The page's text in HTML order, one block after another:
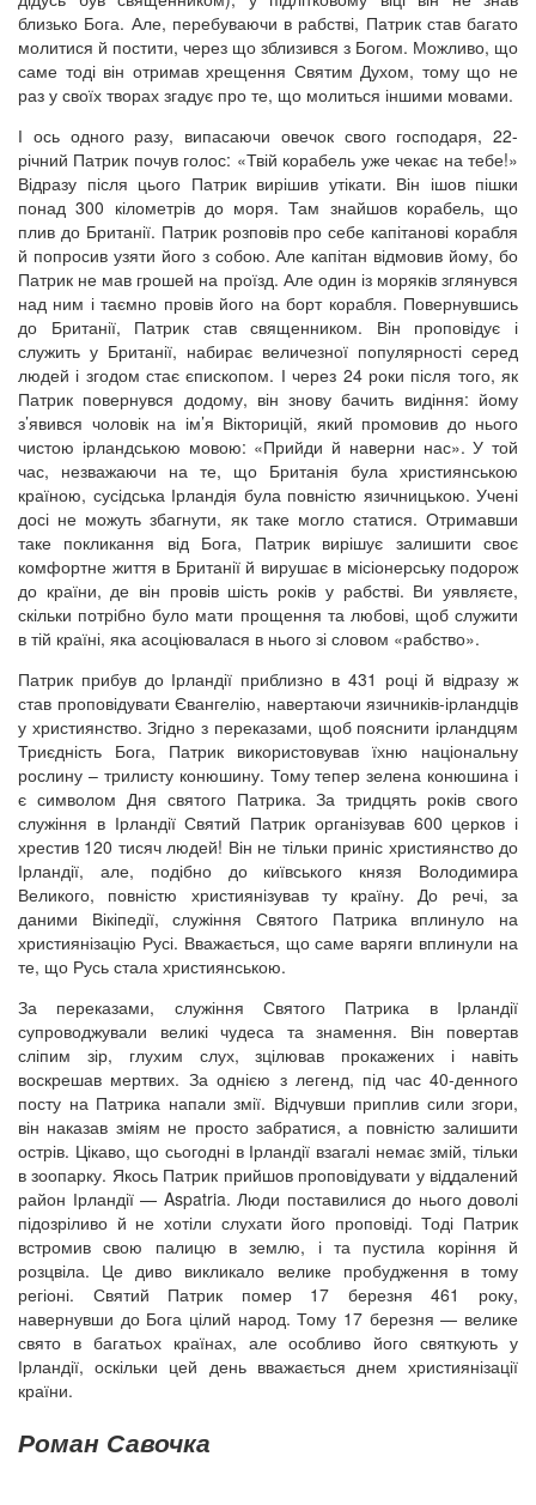
близько Бога. Але, перебуваючи в рабстві, Патрик став багато
молитися й постити, через що зблизився з Богом. Можливо, що
саме тоді він отримав хрещення Святим Духом, тому що не
раз у своїх творах згадує про те, що молиться іншими мовами.
І ось одного разу, випасаючи овечок свого господаря, 22-
річний Патрик почув голос: «Твій корабель уже чекає на тебе!»
Відразу після цього Патрик вирішив утікати. Він ішов пішки
понад 300 кілометрів до моря. Там знайшов корабель, що
плив до Британії. Патрик розповів про себе капітанові корабля
й попросив узяти його з собою. Але капітан відмовив йому, бо
Патрик не мав грошей на проїзд. Але один із моряків зглянувся
над ним і таємно провів його на борт корабля. Повернувшись
до Британії, Патрик став священником. Він проповідує і
служить у Британії, набирає величезної популярності серед
людей і згодом стає єпископом. І через 24 роки після того, як
Патрик повернувся додому, він знову бачить видіння: йому
з’явився чоловік на ім’я Вікторицій, який промовив до нього
чистою ірландською мовою: «Прийди й наверни нас». У той
час, незважаючи на те, що Британія була християнською
країною, сусідська Ірландія була повністю язичницькою. Учені
досі не можуть збагнути, як таке могло статися. Отримавши
таке покликання від Бога, Патрик вирішує залишити своє
комфортне життя в Британії й вирушає в місіонерську подорож
до країни, де він провів шість років у рабстві. Ви уявляєте,
скільки потрібно було мати прощення та любові, щоб служити
в тій країні, яка асоціювалася в нього зі словом «рабство».
Патрик прибув до Ірландії приблизно в 431 році й відразу ж
став проповідувати Євангелію, навертаючи язичників-ірландців
у християнство. Згідно з переказами, щоб пояснити ірландцям
Триєдність Бога, Патрик використовував їхню національну
рослину – трилисту конюшину. Тому тепер зелена конюшина і
є символом Дня святого Патрика. За тридцять років свого
служіння в Ірландії Святий Патрик організував 600 церков і
хрестив 120 тисяч людей! Він не тільки приніс християнство до
Ірландії, але, подібно до київського князя Володимира
Великого, повністю християнізував ту країну. До речі, за
даними Вікіпедії, служіння Святого Патрика вплинуло на
християнізацію Русі. Вважається, що саме варяги вплинули на
те, що Русь стала християнською.
За переказами, служіння Святого Патрика в Ірландії
супроводжували великі чудеса та знамення. Він повертав
сліпим зір, глухим слух, зцілював прокажених і навіть
воскрешав мертвих. За однією з легенд, під час 40-денного
посту на Патрика напали змії. Відчувши приплив сили згори,
він наказав зміям не просто забратися, а повністю залишити
острів. Цікаво, що сьогодні в Ірландії взагалі немає змій, тільки
в зоопарку. Якось Патрик прийшов проповідувати у віддалений
район Ірландії — Aspatria. Люди поставилися до нього доволі
підозріливо й не хотіли слухати його проповіді. Тоді Патрик
встромив свою палицю в землю, і та пустила коріння й
розцвіла. Це диво викликало велике пробудження в тому
регіоні. Святий Патрик помер 17 березня 461 року,
навернувши до Бога цілий народ. Тому 17 березня — велике
свято в багатьох країнах, але особливо його святкують у
Ірландії, оскільки цей день вважається днем християнізації
країни.
Роман Савочка